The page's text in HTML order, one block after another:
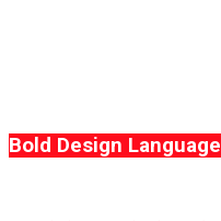
Bold Design Language